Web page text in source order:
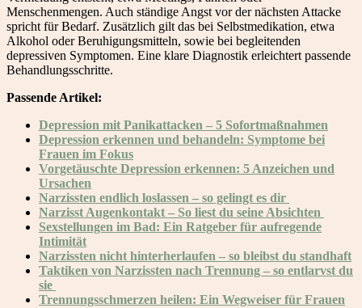
Menschenmengen. Auch ständige Angst vor der nächsten Attacke
spricht für Bedarf. Zusätzlich gilt das bei Selbstmedikation, etwa
Alkohol oder Beruhigungsmitteln, sowie bei begleitenden
depressiven Symptomen. Eine klare Diagnostik erleichtert passende
Behandlungsschritte.
Passende Artikel:
Depression mit Panikattacken – 5 Sofortmaßnahmen
Depression erkennen und behandeln: Symptome bei
Frauen im Fokus
Vorgetäuschte Depression erkennen: 5 Anzeichen und
Ursachen
Narzissten endlich loslassen – so gelingt es dir
Narzisst Augenkontakt – So liest du seine Absichten
Sexstellungen im Bad: Ein Ratgeber für aufregende
Intimität
Narzissten nicht hinterherlaufen – so bleibst du standhaft
Taktiken von Narzissten nach Trennung – so entlarvst du
sie
Trennungsschmerzen heilen: Ein Wegweiser für Frauen